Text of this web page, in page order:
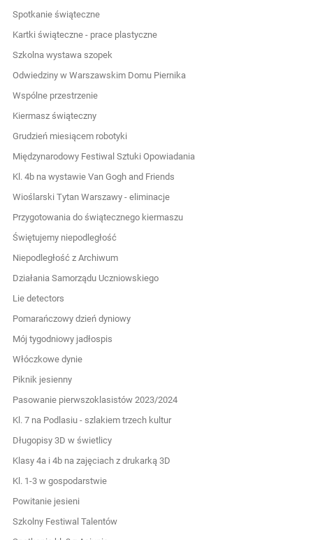
Spotkanie świąteczne
Kartki świąteczne - prace plastyczne
Szkolna wystawa szopek
Odwiedziny w Warszawskim Domu Piernika
Wspólne przestrzenie
Kiermasz świąteczny
Grudzień miesiącem robotyki
Międzynarodowy Festiwal Sztuki Opowiadania
Kl. 4b na wystawie Van Gogh and Friends
Wioślarski Tytan Warszawy - eliminacje
Przygotowania do świątecznego kiermaszu
Świętujemy niepodległość
Niepodległość z Archiwum
Działania Samorządu Uczniowskiego
Lie detectors
Pomarańczowy dzień dyniowy
Mój tygodniowy jadłospis
Włóczkowe dynie
Piknik jesienny
Pasowanie pierwszoklasistów 2023/2024
Kl. 7 na Podlasiu - szlakiem trzech kultur
Długopisy 3D w świetlicy
Klasy 4a i 4b na zajęciach z drukarką 3D
Kl. 1-3 w gospodarstwie
Powitanie jesieni
Szkolny Festiwal Talentów